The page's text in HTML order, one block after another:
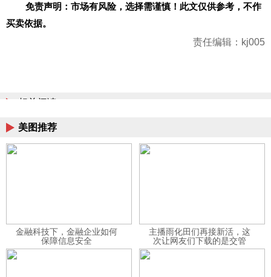
免责声明：市场有风险，选择需谨慎！此文仅供参考，不作
买卖依据。
责任编辑：kj005
相关阅读
美图推荐
金融科技下，金融企业如何
保障信息安全
主播雨化田们再接新活，这
次让网友们下载的是交管
12123APP